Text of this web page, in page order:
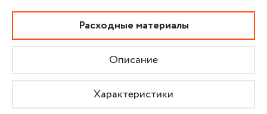
Расходные материалы
Описание
Характеристики